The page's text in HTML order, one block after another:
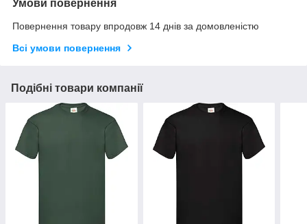
Умови повернення
Повернення товару впродовж 14 днів за домовленістю
Всі умови повернення
Подібні товари компанії